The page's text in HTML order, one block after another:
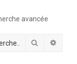
avancée
Rechercher